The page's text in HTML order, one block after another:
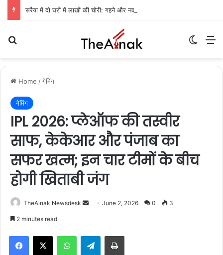
सरैया में दो घरों में लाखों की चोरी: गहने और नकदी गायब, पुलिस जांच में जुटी
Home /गेमिंग
गेमिंग
IPL 2026: प्लेऑफ की तस्वीर
साफ, केकेआर और पंजाब का
सफर खत्म; इन चार टीमों के बीच
होगी खिताबी जंग
TheAinak Newsdesk
a
June 2, 2026 0 3
2 minutes read
Telegram